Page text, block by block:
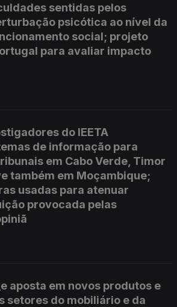
sentidas pelos
psicótica ao nível da
social; projeto
para avaliar impacto
do IEETA
de informação para
em Cabo Verde, Timor
também em Moçambique;
usadas para atenuar
provocada pelas
aposta em novos produtos e
setores do mobiliário e da